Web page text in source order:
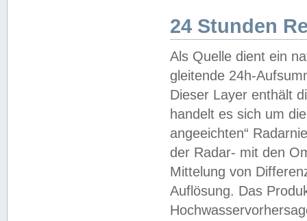
24 Stunden
Als Quelle dient ein
gleitende 24h-
Dieser Layer enthält
handelt es sich um
angeeichten“
der Radar- mit den
Mittelung von
Auflösung. Das